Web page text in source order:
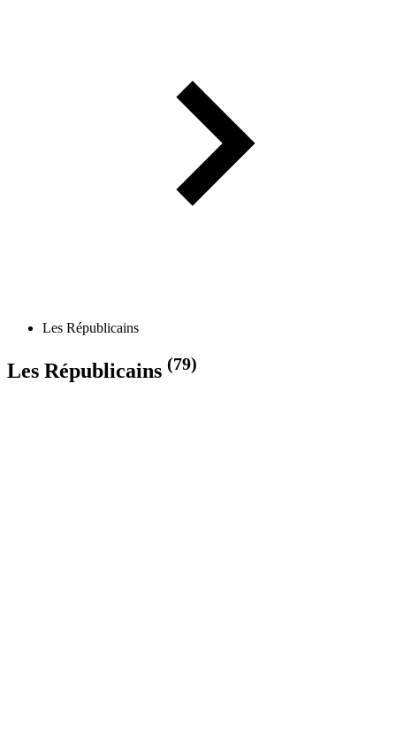
Les Républicains
Les Républicains (79)